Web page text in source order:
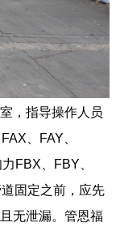
，指导操作人员
、FAY、
FBX、FBY、
固定之前，应先
无泄漏。管恩福